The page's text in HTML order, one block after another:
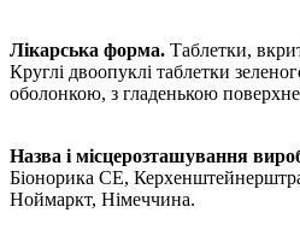
Лікарська форма. Таблетки,
Круглі двоопуклі таблетки
оболонкою, з гладенькою
Назва і місцерозташування
Біонорика СЕ,
Ноймаркт, Німеччина.